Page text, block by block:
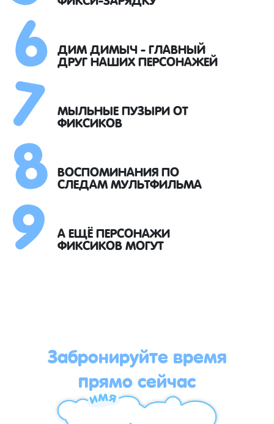
ДИМ ДИМЫЧ - ГЛАВНЫЙ
ДРУГ НАШИХ ПЕРСОНАЖЕЙ
МЫЛЬНЫЕ ПУЗЫРИ ОТ
ФИКСИКОВ
ВОСПОМИНАНИЯ ПО
СЛЕДАМ МУЛЬТФИЛЬМА
А ЕЩЁ ПЕРСОНАЖИ
ФИКСИКОВ МОГУТ
Забронируйте время
прямо сейчас